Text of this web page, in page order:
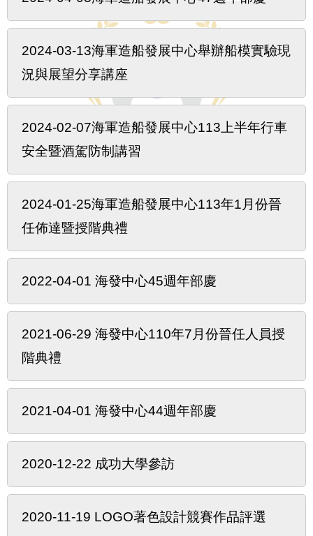
2024-03-13海軍造船發展中心舉辦船模實驗現
況與展望分享講座
2024-02-07海軍造船發展中心113上半年行車
安全暨酒駕防制講習
2024-01-25海軍造船發展中心113年1月份晉
任佈達暨授階典禮
2022-04-01 海發中心45週年部慶
2021-06-29 海發中心110年7月份晉任人員授
階典禮
2021-04-01 海發中心44週年部慶
2020-12-22 成功大學參訪
2020-11-19 LOGO著色設計競賽作品評選